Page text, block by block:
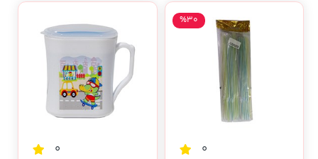
0
%30
0